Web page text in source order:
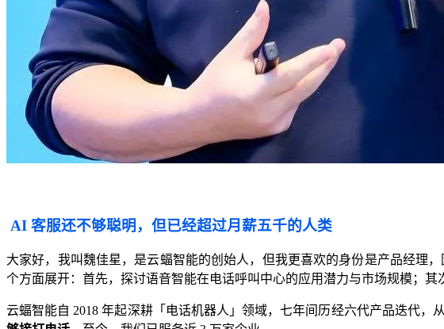
AI 客服还不够聪明，但已经超过月薪五千的人类
大家好，我叫魏佳星，是云蝠智能的创始人，但我更喜欢的身份是产品经理
个方面展开：首先，探讨语音智能在电话呼叫中心的应用潜力与市场规模；其
云蝠智能自 2018 年起深耕「电话机器人」领域，七年间历经六代产品迭代